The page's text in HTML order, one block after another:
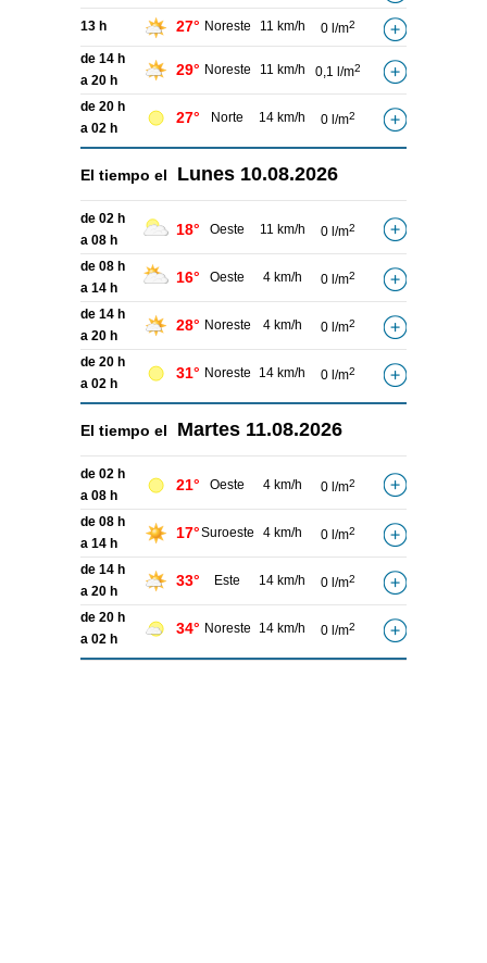
13 h 27° Noreste 11 km/h 0 l/m2
de 14 h
a 20 h
29° Noreste 11 km/h 0,1 l/m2
de 20 h
a 02 h
27° Norte 14 km/h 0 l/m2
El tiempo el Lunes 10.08.2026
de 02 h
a 08 h
18° Oeste 11 km/h 0 l/m2
de 08 h
a 14 h
16° Oeste 4 km/h 0 l/m2
de 14 h
a 20 h
28° Noreste 4 km/h 0 l/m2
de 20 h
a 02 h
31° Noreste 14 km/h 0 l/m2
El tiempo el Martes 11.08.2026
de 02 h
a 08 h
21° Oeste 4 km/h 0 l/m2
de 08 h
a 14 h
17°Suroeste 4 km/h 0 l/m2
de 14 h
a 20 h
33° Este 14 km/h 0 l/m2
de 20 h
a 02 h
34° Noreste 14 km/h 0 l/m2